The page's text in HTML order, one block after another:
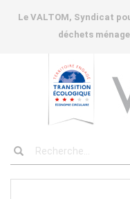
Le VALTOM, Syndicat
déchets